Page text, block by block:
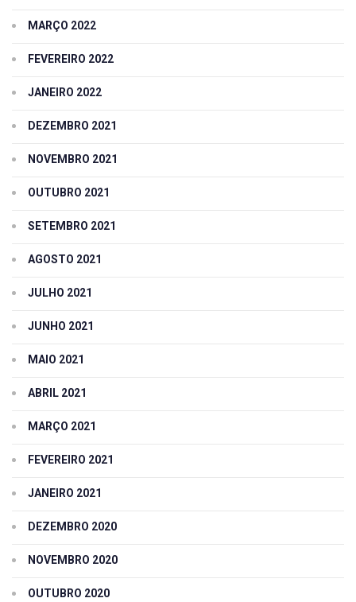
MARÇO 2022
FEVEREIRO 2022
JANEIRO 2022
DEZEMBRO 2021
NOVEMBRO 2021
OUTUBRO 2021
SETEMBRO 2021
AGOSTO 2021
JULHO 2021
JUNHO 2021
MAIO 2021
ABRIL 2021
MARÇO 2021
FEVEREIRO 2021
JANEIRO 2021
DEZEMBRO 2020
NOVEMBRO 2020
OUTUBRO 2020